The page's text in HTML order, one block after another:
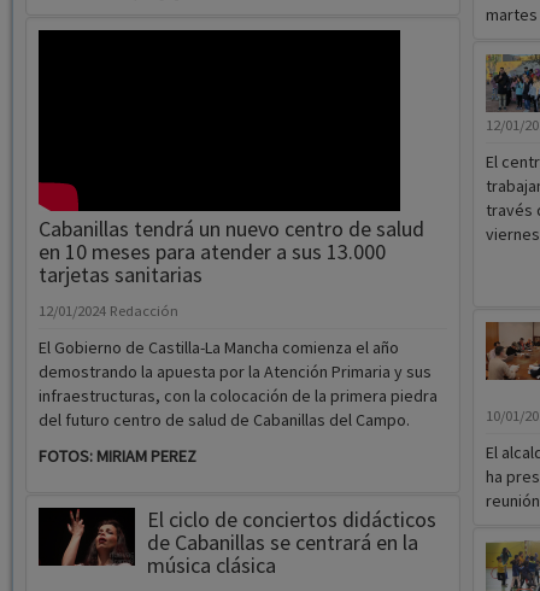
Cabanillas tendrá un nuevo centro de salud
en 10 meses para atender a sus 13.000
tarjetas sanitarias
12/01/2024 Redacción
El Gobierno de Castilla-La Mancha comienza el año
demostrando la apuesta por la Atención Primaria y sus
infraestructuras, con la colocación de la primera piedra
del futuro centro de salud de Cabanillas del Campo.
FOTOS: MIRIAM PEREZ
El ciclo de conciertos didácticos
de Cabanillas se centrará en la
música clásica
martes
12/01/
El
través
10/01/
El
ha